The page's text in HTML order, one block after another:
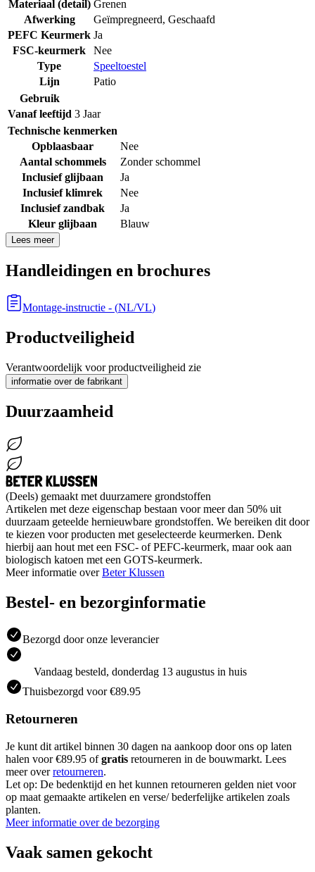
Materiaal (detail) Grenen
Afwerking
Geïmpregneerd, Geschaafd
PEFC Keurmerk Ja
FSC-keurmerk
Nee
Type
Speeltoestel
Lijn
Patio
Gebruik
Vanaf leeftijd 3 Jaar
Technische kenmerken
Opblaasbaar
Nee
Aantal schommels
Zonder schommel
Inclusief glijbaan
Ja
Inclusief klimrek
Nee
Inclusief zandbak
Ja
Kleur glijbaan
Blauw
Lees meer
Handleidingen en brochures
Montage-instructie - (NL/VL)
Productveiligheid
Verantwoordelijk voor productveiligheid zie
informatie over de fabrikant
Duurzaamheid
(Deels) gemaakt met duurzamere grondstoffen
Artikelen met deze eigenschap bestaan voor meer dan 50% uit
duurzaam geteelde hernieuwbare grondstoffen. We bereiken dit door
te kiezen voor producten met geselecteerde keurmerken. Denk
hierbij aan hout met een FSC- of PEFC-keurmerk, maar ook aan
biologisch katoen met een GOTS-keurmerk.
Meer informatie overBeter Klussen
Bestel- en bezorginformatie
Bezorgd door onze leverancier
Vandaag besteld, donderdag 13 augustus in huis
Thuisbezorgd voor €89.95
Retourneren
Je kunt dit artikel binnen 30 dagen na aankoop door ons op laten
halen voor €89.95 ofgratis retourneren in de bouwmarkt. Lees
meer overretourneren.
Let op: De bedenktijd en het kunnen retourneren gelden niet voor
op maat gemaakte artikelen en verse/ bederfelijke artikelen zoals
planten.
Meer informatie over de bezorging
Vaak samen gekocht